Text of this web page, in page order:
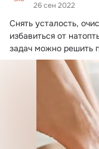
26 сен 2022
Снять усталость,
избавиться от
задач можно решить